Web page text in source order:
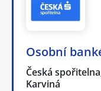
Osobní
Česká
Karviná